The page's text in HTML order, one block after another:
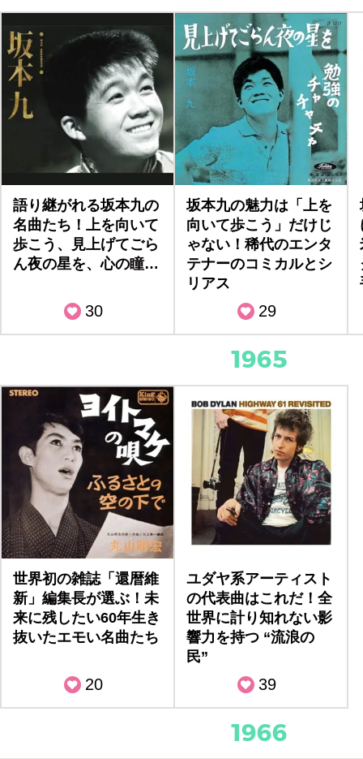
語り継がれる坂本九の
名曲たち！上を向いて
歩こう、見上げてごら
ん夜の星を、心の瞳…
30
坂本九の魅力は「上を
向いて歩こう」だけじ
ゃない！稀代のエンタ
テナーのコミカルとシ
リアス
29
1965
世界初の雑誌「還暦維
新」編集長が選ぶ！未
来に残したい60年生き
抜いたエモい名曲たち
20
ユダヤ系アーティスト
の代表曲はこれだ！全
世界に計り知れない影
響力を持つ “流浪の
民”
39
1966